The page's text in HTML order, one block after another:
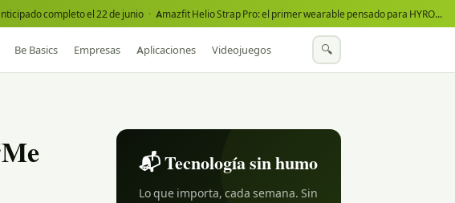
completo el 22 de junio · Amazfit Helio Strap Pro: el primer wearable pensado para HYROX
Be Basics Empresas Aplicaciones Videojuegos 🔍
📬 Tecnología sin humo
Lo que importa, cada semana. Sin